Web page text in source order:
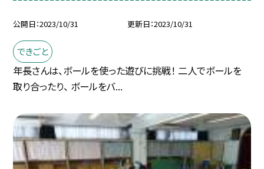
公開日 2023/10/31 更新日 2023/10/31
できごと
年長さんは、ボールを使った遊びに挑戦！ 二人でボールを
取り合ったり、 ボールをバ...